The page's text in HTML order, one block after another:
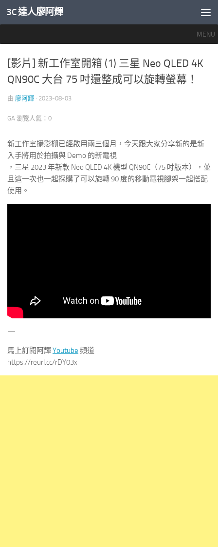
內文下方
3C 達人廖阿輝
MENU
0
[影片] 新工作室開箱 (1) 三星 Neo QLED 4K
QN90C 大台 75 吋還整成可以旋轉螢幕！
由 廖阿輝 · 2023-08-03
GA 瀏覽人氣：0
新工作室攝影棚已經啟用兩三個月，今天跟大家分享新的是新
入手將用於拍攝與 Demo 的新電視
，三星 2023 年新款 Neo QLED 4K 機型 QN90C（75 吋版本），並
且這一次也一起採購了可以旋轉 90 度的移動電視腳架一起搭配
使用。
—
馬上訂閱阿輝Youtube 頻道
https://reurl.cc/rDY03x